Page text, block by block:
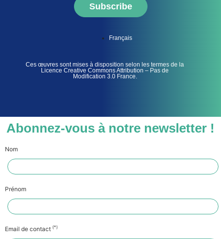
Subscribe
Français
Ces œuvres sont mises à disposition selon les termes de la
Licence Creative Commons Attribution – Pas de
Modification 3.0 France.
Abonnez-vous à notre newsletter !
Nom
Prénom
Email de contact (*)